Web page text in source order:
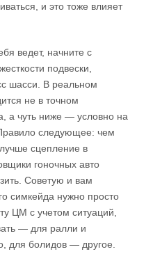
и это тоже влияет
ведет, начните с
подвески,
шасси. В реальном
не в точном
а чуть ниже — условно на
следующее: чем
сцепление в
гоночных авто
Советую и вам
симкейда нужно просто
ЦМ с учетом ситуаций,
— для ралли и
для болидов — другое.